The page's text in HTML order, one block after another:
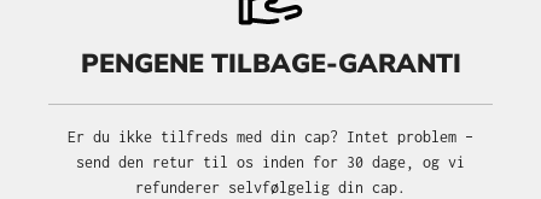
PENGENE TILBAGE-GARANTI
Er du ikke tilfreds med din cap? Intet problem –
send den retur til os inden for 30 dage, og vi
refunderer selvfølgelig din cap.